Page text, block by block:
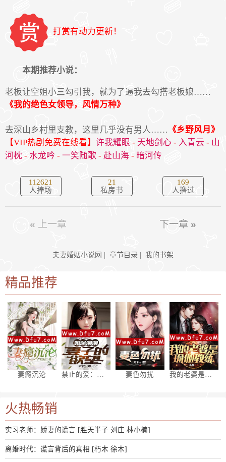
打赏有动力更新！
本期推荐小说：
老板让空姐小三勾引我，就为了逼我去勾搭老板娘……
《我的绝色女领导，风情万种》
去深山乡村里支教，这里几乎没有男人…… 《乡野风月》
【VIP热剧免费在线看】 许我耀眼 - 天地剑心 - 入青云 - 山
河枕 - 水龙吟 - 一笑随歌 - 赴山海 - 暗河传
112621
人捧场
21
私房书
169
人撸过
« 上一章 下一章 »
夫妻婚姻小说网 | 章节目录 | 我的书架
精品推荐
妻瘾沉沦 禁止的爱：妻子的欲望 妻色勿扰 我的老婆是瑜伽教练
火热畅销
实习老师：娇妻的谎言 [胜天半子 刘庄 林小楠]
离婚时代：谎言背后的真相 [朽木 徐木]